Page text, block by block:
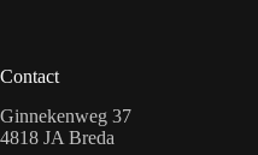
Contact
Ginnekenweg 37
4818 JA Breda